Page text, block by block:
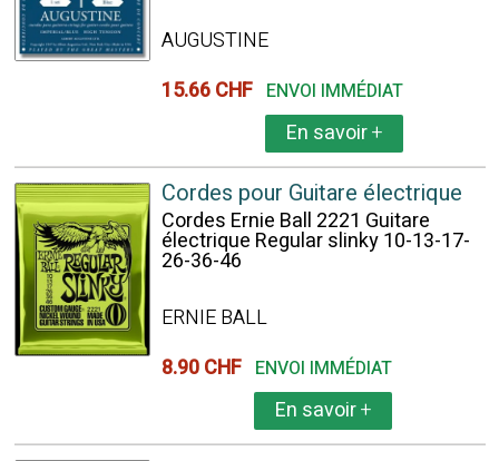
AUGUSTINE
15.66 CHF ENVOI IMMÉDIAT
En savoir+
Cordes pour Guitare électrique
Cordes Ernie Ball 2221 Guitare
électrique Regular slinky 10-13-17-
26-36-46
ERNIE BALL
8.90 CHF ENVOI IMMÉDIAT
En savoir+